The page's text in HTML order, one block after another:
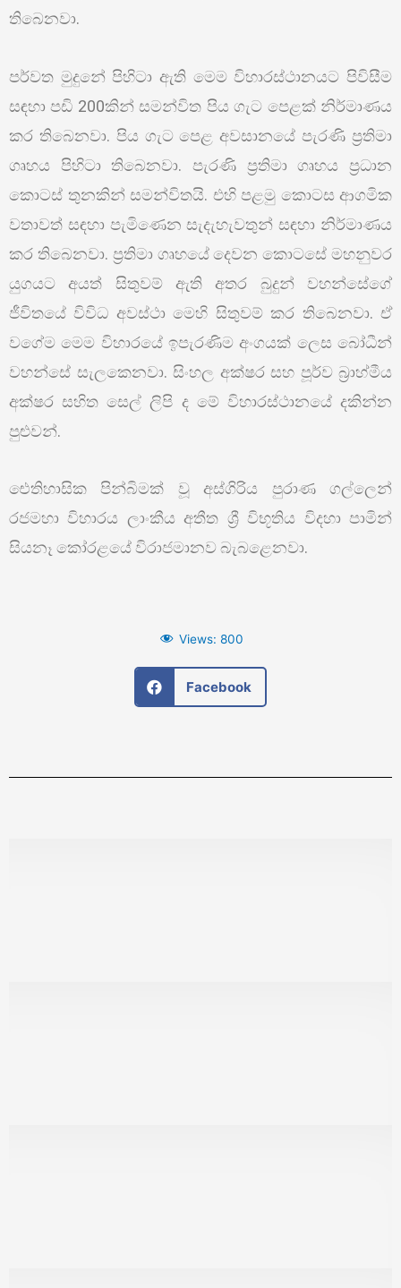
තිබෙනවා.
පර්වත මුදුනේ පිහිටා ඇති මෙම විහාරස්ථානයට පිවිසීම
සඳහා පඩි 200කින් සමන්විත පිය ගැට පෙළක් නිර්මාණය
කර තිබෙනවා. පිය ගැට පෙළ අවසානයේ පැරණි ප්‍රතිමා
ගෘහය පිහිටා තිබෙනවා. පැරණි ප්‍රතිමා ගෘහය ප්‍රධාන
කොටස් තුනකින් සමන්විතයි. එහි පළමු කොටස ආගමික
වතාවත් සඳහා පැමිණෙන සැදැහැවතුන් සඳහා නිර්මාණය
කර තිබෙනවා. ප්‍රතිමා ගෘහයේ දෙවන කොටසේ මහනුවර
යුගයට අයත් සිතුවම් ඇති අතර බුදුන් වහන්සේගේ
ජීවිතයේ විවිධ අවස්ථා මෙහි සිතුවම් කර තිබෙනවා. ඒ
වගේම මෙම විහාරයේ ඉපැරණිම අංගයක් ලෙස බෝධීන්
වහන්සේ සැලකෙනවා. සිංහල අක්ෂර සහ පූර්ව බ්‍රාහ්මීය
අක්ෂර සහිත සෙල් ලිපි ද මේ විහාරස්ථානයේ දකින්න
පුළුවන්.
ඓතිහාසික පින්බිමක් වූ අස්ගිරිය පුරාණ ගල්ලෙන්
රජමහා විහාරය ලාංකීය අතීත ශ්‍රී විභූතිය විදහා පාමින්
සියනෑ කෝරළයේ විරාජමානව බැබළෙනවා.
Views: 800
Facebook